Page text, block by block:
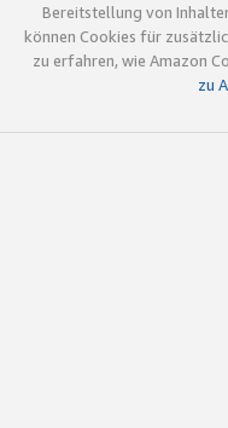
Bereitstellung von
können Cookies für
zu erfahren, wie Amazon
zu